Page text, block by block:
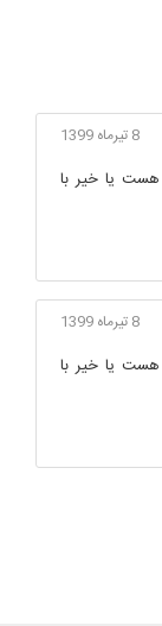
8 تیرماه 1399
هست یا خیر با
8 تیرماه 1399
هست یا خیر با